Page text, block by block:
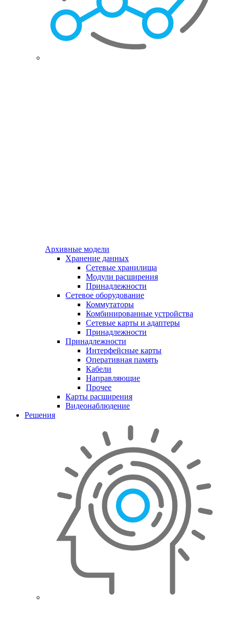
Архивные модели
Хранение данных
Сетевые хранилища
Модули расширения
Принадлежности
Сетевое оборудование
Коммутаторы
Комбинированные устройства
Сетевые карты и адаптеры
Принадлежности
Принадлежности
Интерфейсные карты
Оперативная память
Кабели
Направляющие
Прочее
Карты расширения
Видеонаблюдение
Решения